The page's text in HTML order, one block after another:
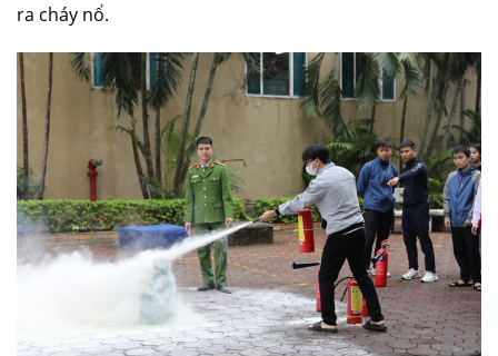
ra cháy nổ.